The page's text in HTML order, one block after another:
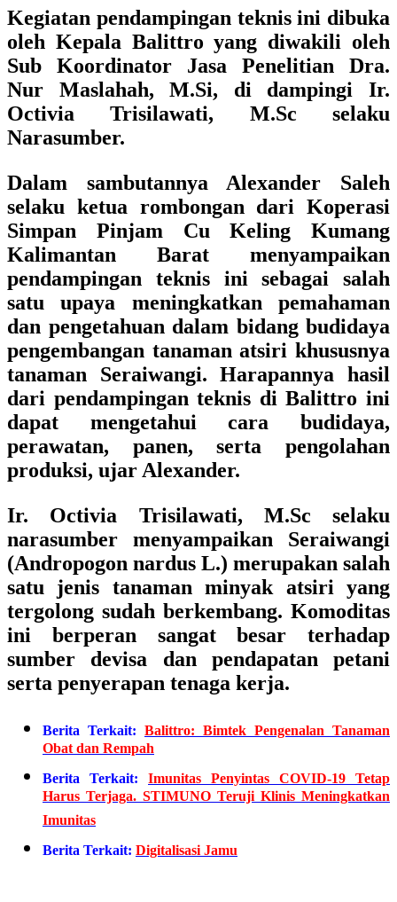
Kegiatan pendampingan teknis ini dibuka
oleh Kepala Balittro yang diwakili oleh
Sub Koordinator Jasa Penelitian Dra.
Nur Maslahah, M.Si, di dampingi Ir.
Octivia Trisilawati, M.Sc selaku
Narasumber.
Dalam sambutannya Alexander Saleh
selaku ketua rombongan dari Koperasi
Simpan Pinjam Cu Keling Kumang
Kalimantan Barat menyampaikan
pendampingan teknis ini sebagai salah
satu upaya meningkatkan pemahaman
dan pengetahuan dalam bidang budidaya
pengembangan tanaman atsiri khususnya
tanaman Seraiwangi. Harapannya hasil
dari pendampingan teknis di Balittro ini
dapat mengetahui cara budidaya,
perawatan, panen, serta pengolahan
produksi, ujar Alexander.
Ir. Octivia Trisilawati, M.Sc selaku
narasumber menyampaikan Seraiwangi
(Andropogon nardus L.) merupakan salah
satu jenis tanaman minyak atsiri yang
tergolong sudah berkembang. Komoditas
ini berperan sangat besar terhadap
sumber devisa dan pendapatan petani
serta penyerapan tenaga kerja.
Berita Terkait: Balittro: Bimtek Pengenalan Tanaman
Obat dan Rempah
Berita Terkait: Imunitas Penyintas COVID-19 Tetap
Harus Terjaga. STIMUNO Teruji Klinis Meningkatkan
Imunitas
Berita Terkait: Digitalisasi Jamu